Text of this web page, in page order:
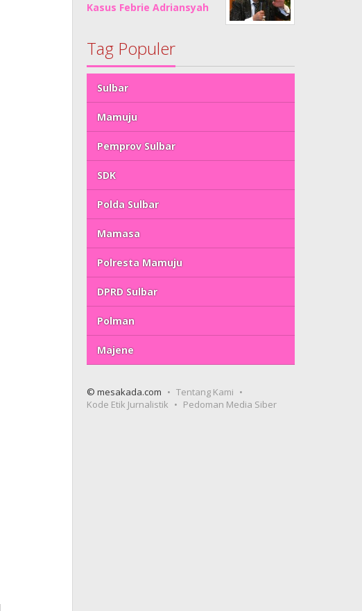
Kasus Febrie Adriansyah
Tag Populer
Sulbar
Mamuju
Pemprov Sulbar
SDK
Polda Sulbar
Mamasa
Polresta Mamuju
DPRD Sulbar
Polman
Majene
© mesakada.com
Tentang Kami
Kode Etik Jurnalistik
Pedoman Media Siber